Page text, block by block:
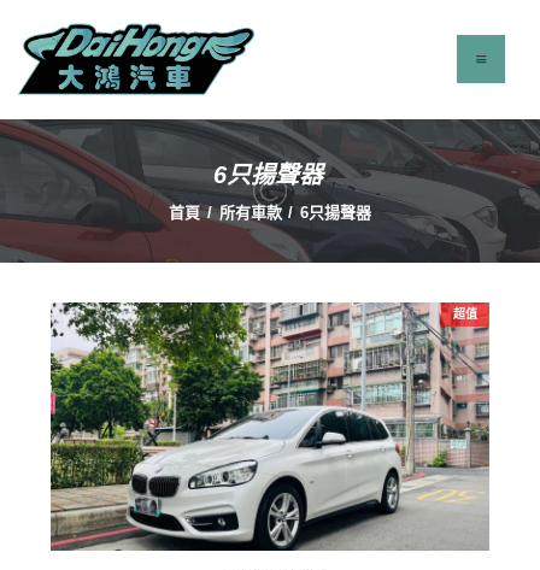
6只揚聲器
首頁 所有車款 6只揚聲器
最新消息
服務項目
立即找車
聯絡我們
關於我們
超值